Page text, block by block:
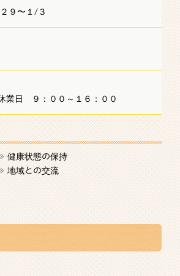
９〜１/３
日 ９：００～１６：００
健康状態の保持
地域との交流